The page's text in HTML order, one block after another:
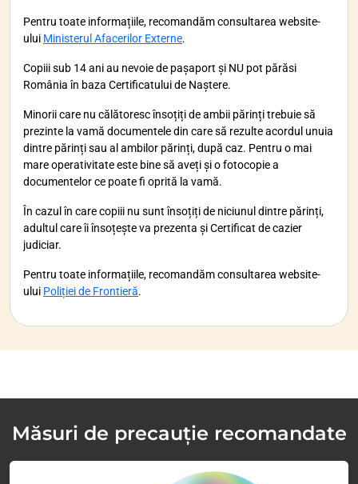
Pentru toate informațiile, recomandăm consultarea website-
ului Ministerul Afacerilor Externe.
Copiii sub 14 ani au nevoie de pașaport și NU pot părăsi
România în baza Certificatului de Naștere.
Minorii care nu călătoresc însoțiți de ambii părinți trebuie să
prezinte la vamă documentele din care să rezulte acordul unuia
dintre părinți sau al ambilor părinți, după caz. Pentru o mai
mare operativitate este bine să aveți și o fotocopie a
documentelor ce poate fi oprită la vamă.
În cazul în care copiii nu sunt însoțiți de niciunul dintre părinți,
adultul care îi însoțește va prezenta și Certificat de cazier
judiciar.
Pentru toate informațiile, recomandăm consultarea website-
ului Poliției de Frontieră.
Măsuri de precauție recomandate